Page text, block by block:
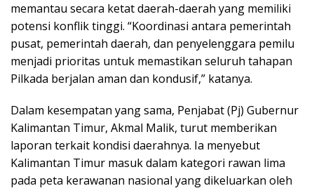
memantau secara ketat daerah-daerah yang memiliki
potensi konflik tinggi. “Koordinasi antara pemerintah
pusat, pemerintah daerah, dan penyelenggara pemilu
menjadi prioritas untuk memastikan seluruh tahapan
Pilkada berjalan aman dan kondusif,” katanya.
Dalam kesempatan yang sama, Penjabat (Pj) Gubernur
Kalimantan Timur, Akmal Malik, turut memberikan
laporan terkait kondisi daerahnya. Ia menyebut
Kalimantan Timur masuk dalam kategori rawan lima
pada peta kerawanan nasional yang dikeluarkan oleh